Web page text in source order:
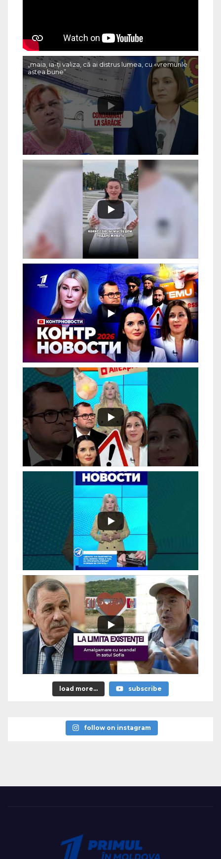
„maia, ia-ți valiza, că ai distrus lumea, cu «vremurile
astea bune”
load more... subscribe
follow on instagram